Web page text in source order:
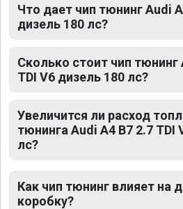
Что дает чип тюнинг Audi
дизель 180 лс?
Сколько стоит чип тюнинг
TDI V6 дизель 180 лс?
Увеличится ли расход
тюнинга Audi A4 B7 2.7 TDI
лс?
Как чип тюнинг влияет на
коробку?